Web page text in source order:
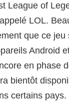
League of
LOL.
que ce jeu
Android
en phase
bientôt
certains pays.